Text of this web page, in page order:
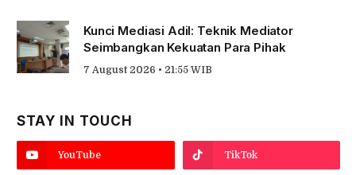
Kunci Mediasi Adil: Teknik Mediator
Seimbangkan Kekuatan Para Pihak
7 August 2026 • 21:55 WIB
STAY IN TOUCH
YouTube TikTok